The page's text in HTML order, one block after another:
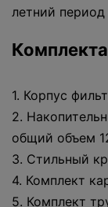
летний
1. Корпус
2.
общий объем
3. Стильный
4. Комплект
5. Комплект